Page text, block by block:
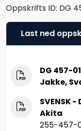
Oppskrifts ID: DG
Last ned
DG 457-
Jakke,
SVENSK
Akita
255-457-